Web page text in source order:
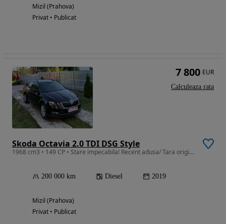
Mizil (Prahova)
Privat • Publicat
Skoda Octavia 2.0 TDI DSG Style
1968 cm3 • 149 CP • Stare impecabila! Recent adusa/ Tara origine Belgia
200 000 km Diesel 2019
Mizil (Prahova)
Privat • Publicat
7 800 EUR
Calculeaza rata